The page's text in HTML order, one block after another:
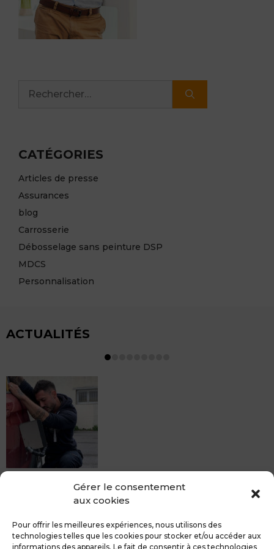
Gérer le consentement
aux cookies
Pour offrir les meilleures expériences, nous utilisons des
technologies telles que les cookies pour stocker et/ou accéder aux
informations des appareils. Le fait de consentir à ces technologies
CATÉGORIES
Articles de presse
Assurances
blog
Carrosserie
Débosselage sans peinture DSP
MDCS
Personnalisation
ACTUALITÉS
peinture, sans rendez-vous mais Avec le sourire :)
du débosselage vous accueille sans rendez-...